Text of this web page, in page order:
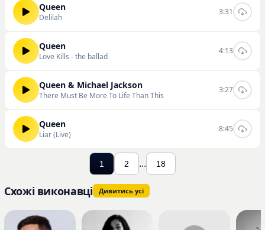
Queen
Delilah
3:31
Queen
Love Kills - the ballad
4:13
Queen & Michael Jackson
There Must Be More To Life Than This
3:27
Queen
Liar (Live)
8:45
1 2 ... 18
Схожі виконавці Дивитись усі